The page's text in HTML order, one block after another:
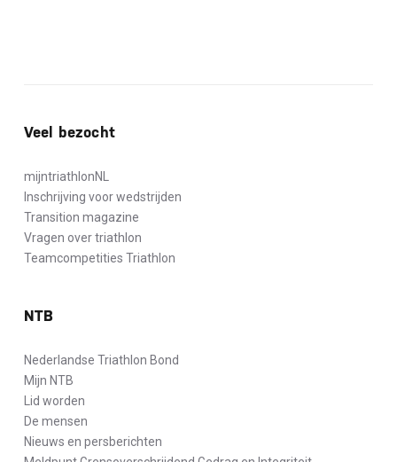
Veel bezocht
mijntriathlonNL
Inschrijving voor wedstrijden
Transition magazine
Vragen over triathlon
Teamcompetities Triathlon
NTB
Nederlandse Triathlon Bond
Mijn NTB
Lid worden
De mensen
Nieuws en persberichten